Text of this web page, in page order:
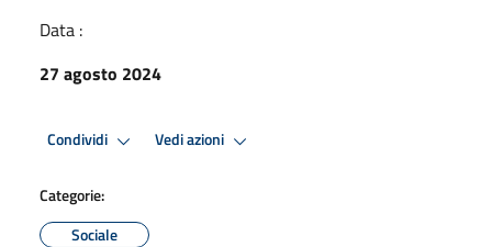
Data :
27 agosto 2024
Condividi Vedi azioni
Categorie:
Sociale